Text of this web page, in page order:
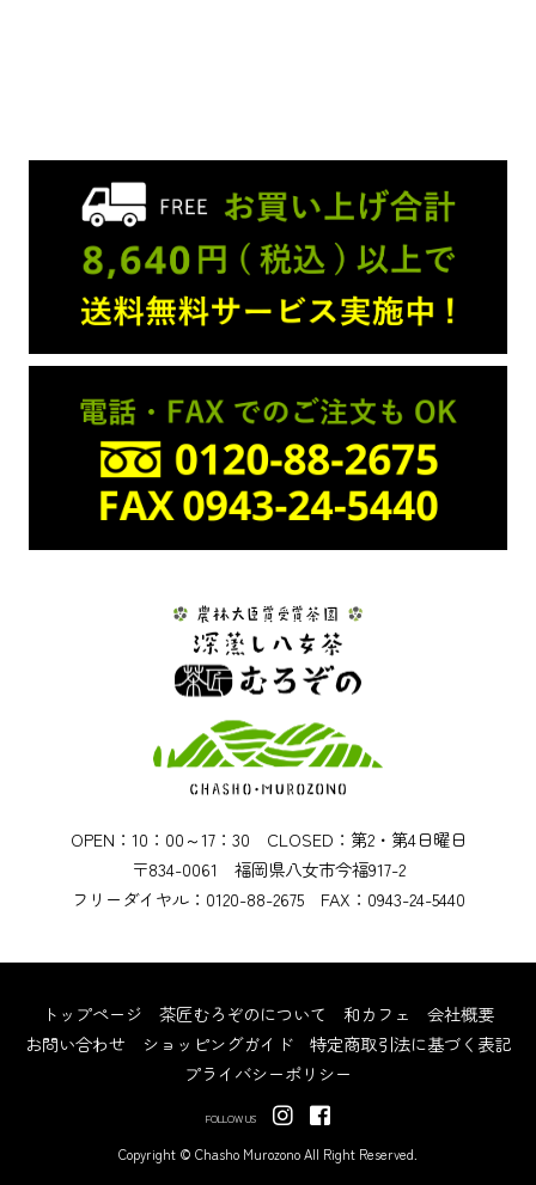
OPEN：10：00～17：30 CLOSED：第2・第4日曜日
〒834-0061 福岡県八女市今福917-2
フリーダイヤル：0120-88-2675 FAX：0943-24-5440
トップページ 茶匠むろぞのについて 和カフェ
会社概要
お問い合わせ
ショッピングガイド
特定商取引法に基づく表記
プライバシーポリシー
FOLLOW US
Copyright © Chasho Murozono All Right Reserved.